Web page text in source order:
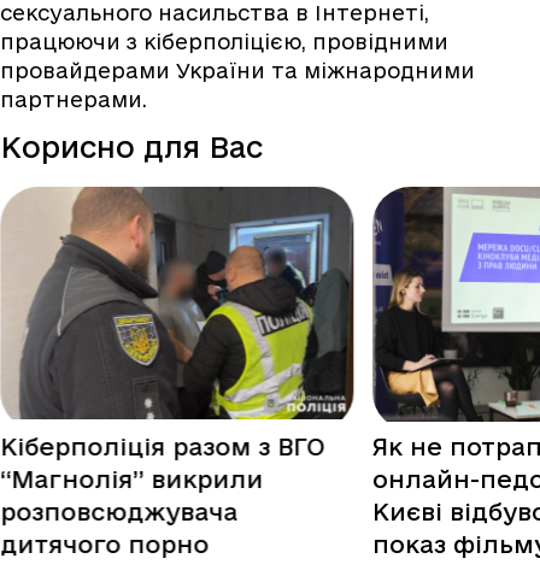
сексуального насильства в Інтернеті,
працюючи з кіберполіцією, провідними
провайдерами України та міжнародними
партнерами.
Корисно для Вас
Кіберполіція разом з ВГО
“Магнолія” викрили
розповсюджувача
дитячого порно
Як не
онлайн-
Києві
показ